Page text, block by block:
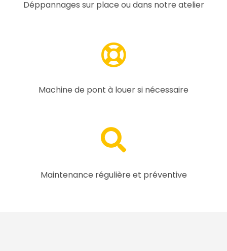
Déppannages sur place ou dans notre atelier
Machine de pont à louer si nécessaire
Maintenance régulière et préventive